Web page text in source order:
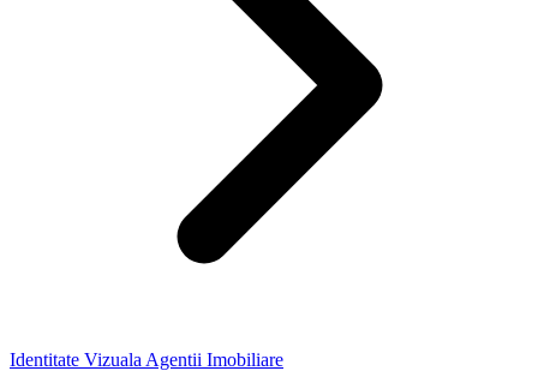
Identitate Vizuala Agentii Imobiliare